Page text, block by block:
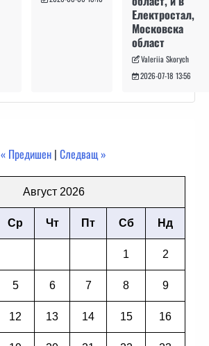
Електростал,
Московска
област
Valeriia Skorych
2026-07-18 13:56
« Предишен | Следващ »
Август 2026
Ср Чт Пт Сб Нд
1 2
5 6 7 8 9
12 13 14 15 16